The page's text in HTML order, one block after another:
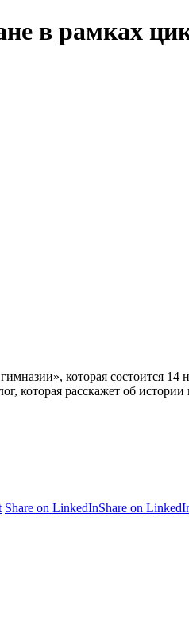
в рамках
которая состоится 14
которая расскажет об
Share on LinkedInShare on